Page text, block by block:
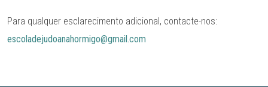
Para qualquer esclarecimento adicional, contacte-nos:
escoladejudoanahormigo@gmail.com